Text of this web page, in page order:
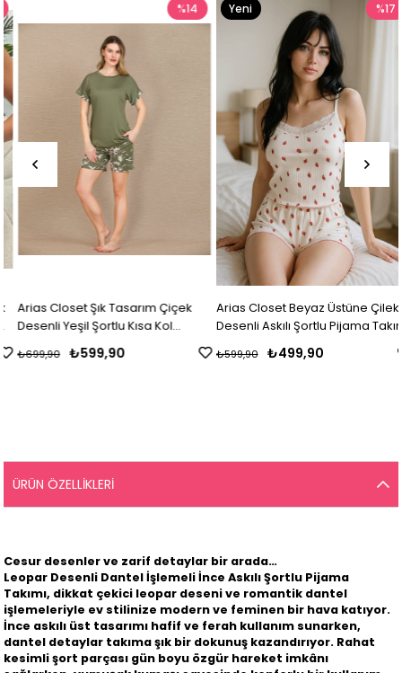
Arias Closet Şık Tasarım Çiçek
Desenli Yeşil Şortlu Kısa Kol
Viskon Pijama Takımı
₺599,90
₺699,90
%14
Arias Closet Beyaz Üstüne Çilek
Desenli Askılı Şortlu Pijama Takımı
₺499,90
₺599,90
%17
Yeni
ÜRÜN ÖZELLIKLERI
Cesur desenler ve zarif detaylar bir arada…
Leopar Desenli Dantel İşlemeli İnce Askılı Şortlu Pijama
Takımı, dikkat çekici leopar deseni ve romantik dantel
işlemeleriyle ev stilinize modern ve feminen bir hava katıyor.
İnce askılı üst tasarımı hafif ve ferah kullanım sunarken,
dantel detaylar takıma şık bir dokunuş kazandırıyor. Rahat
kesimli şort parçası gün boyu özgür hareket imkânı